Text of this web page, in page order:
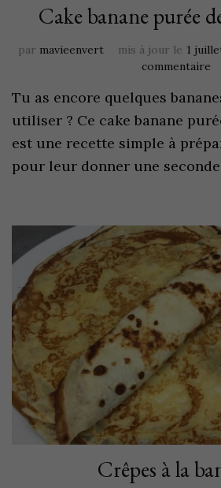
Cake banane purée
par mavieenvert mis à jour le 1
commentaire
Tu as encore quelques
utiliser ? Ce cake banane
est une recette simple à
pour leur donner une
Crêpes à la